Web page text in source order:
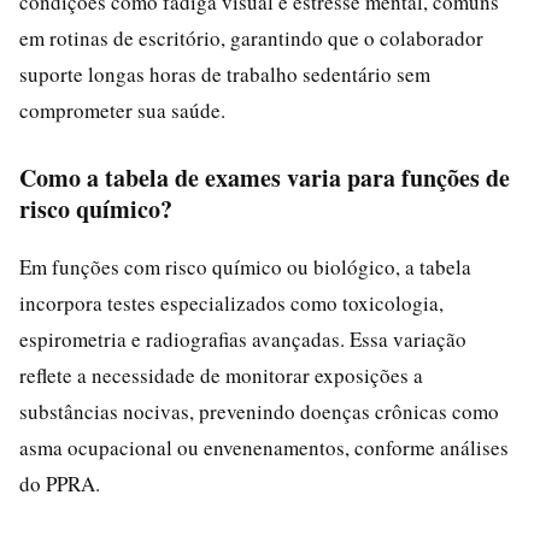
em rotinas de escritório, garantindo que o colaborador
suporte longas horas de trabalho sedentário sem
comprometer sua saúde.
Como a tabela de exames varia para funções de
risco químico?
Em funções com risco químico ou biológico, a tabela
incorpora testes especializados como toxicologia,
espirometria e radiografias avançadas. Essa variação
reflete a necessidade de monitorar exposições a
substâncias nocivas, prevenindo doenças crônicas como
asma ocupacional ou envenenamentos, conforme análises
do PPRA.